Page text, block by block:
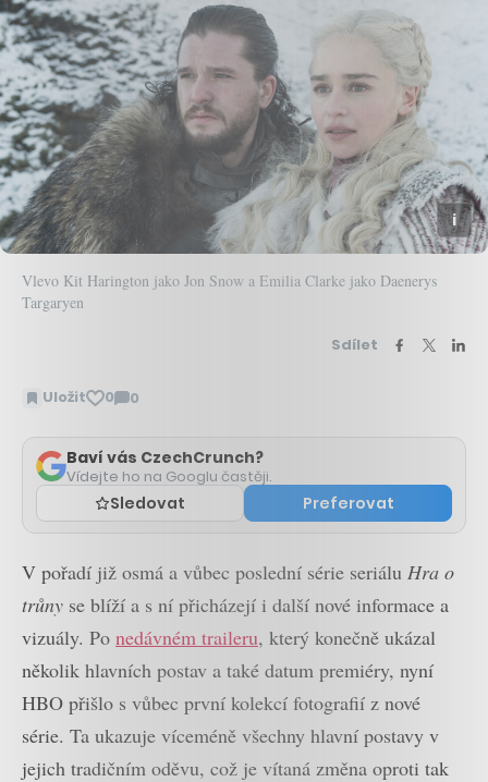
Vlevo Kit Harington jako Jon Snow a Emilia Clarke jako Daenerys
Targaryen
Sdílet
Uložit 0 0
Zobrazit
Baví vás CzechCrunch?
Vídejte ho na Googlu častěji.
Sledovat Preferovat
V pořadí již osmá a vůbec poslední série seriálu Hra o
trůny se blíží a s ní přicházejí i další nové informace a
vizuály. Po nedávném traileru, který konečně ukázal
několik hlavních postav a také datum premiéry, nyní
HBO přišlo s vůbec první kolekcí fotografií z nové
série. Ta ukazuje víceméně všechny hlavní postavy v
jejich tradičním oděvu, což je vítaná změna oproti tak